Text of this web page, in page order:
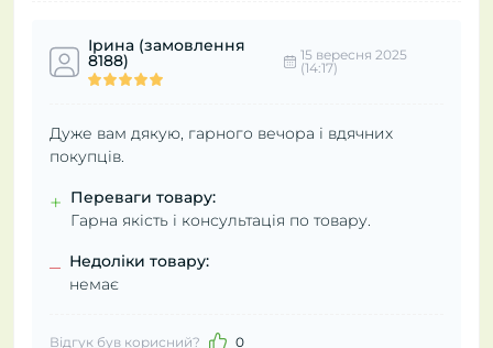
Ірина (замовлення
8188)
15 вересня 2025
(14:17)
Дуже вам дякую, гарного вечора і вдячних
покупців.
+ Переваги товару:
Гарна якість і консультація по товару.
– Недоліки товару:
немає
Відгук був корисний? 0